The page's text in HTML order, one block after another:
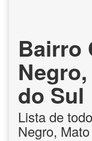
Bairro
do Sul
Lista de
Negro,